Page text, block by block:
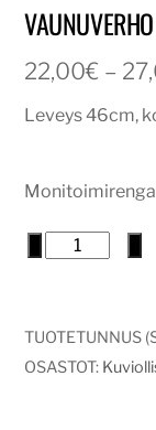
22,00€ –
Leveys 46cm,
Vaunuverho
TUOTETUNNUS
OSASTOT: